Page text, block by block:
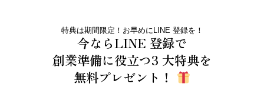
特典は期間限定！お早めにLINE 登録を！
今ならLINE 登録で
創業準備に役立つ3 大特典を
無料プレゼント！